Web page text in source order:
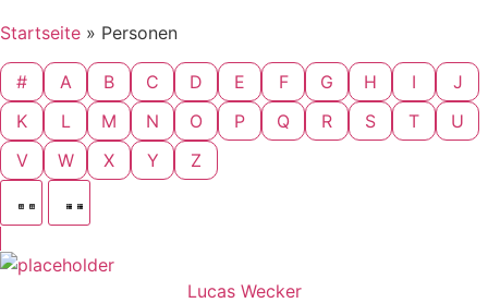
Startseite » Personen
# A B C D E F G H I
J
K
L M N O P Q R S T
U
V
W X Y Z
Lucas Wecker